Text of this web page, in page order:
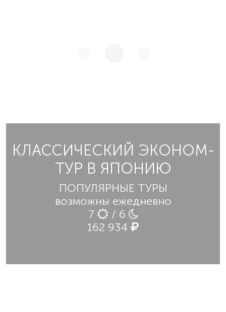
КЛАССИЧЕСКИЙ ЭКОНОМ-
ТУР В ЯПОНИЮ
ПОПУЛЯРНЫЕ ТУРЫ
возможны ежедневно
7
/ 6
162 934